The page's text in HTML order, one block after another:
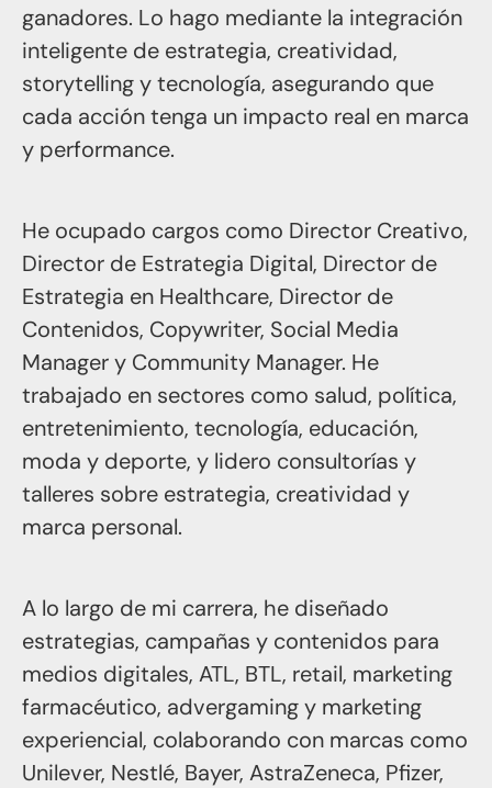
ganadores. Lo hago mediante la integración
inteligente de estrategia, creatividad,
storytelling y tecnología, asegurando que
cada acción tenga un impacto real en marca
y performance.
He ocupado cargos como Director Creativo,
Director de Estrategia Digital, Director de
Estrategia en Healthcare, Director de
Contenidos, Copywriter, Social Media
Manager y Community Manager. He
trabajado en sectores como salud, política,
entretenimiento, tecnología, educación,
moda y deporte, y lidero consultorías y
talleres sobre estrategia, creatividad y
marca personal.
A lo largo de mi carrera, he diseñado
estrategias, campañas y contenidos para
medios digitales, ATL, BTL, retail, marketing
farmacéutico, advergaming y marketing
experiencial, colaborando con marcas como
Unilever, Nestlé, Bayer, AstraZeneca, Pfizer,